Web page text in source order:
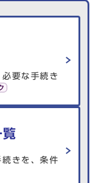
要な手続き
覧
きを、条件